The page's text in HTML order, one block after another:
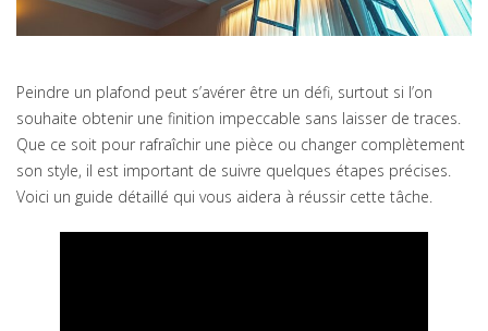
Peindre un plafond peut s’avérer être un défi, surtout si l’on
souhaite obtenir une finition impeccable sans laisser de traces.
Que ce soit pour rafraîchir une pièce ou changer complètement
son style, il est important de suivre quelques étapes précises.
Voici un guide détaillé qui vous aidera à réussir cette tâche.